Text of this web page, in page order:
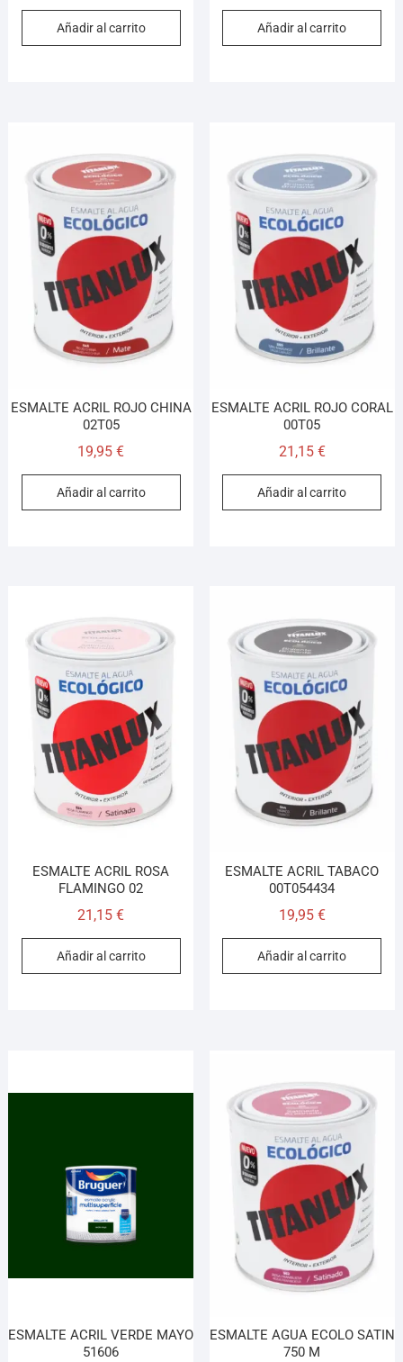
Añadir al carrito Añadir al carrito
ESMALTE ACRIL ROJO CHINA
02T05
19,95€
Añadir al carrito
ESMALTE ACRIL ROJO CORAL
00T05
21,15 €
Añadir al carrito
ESMALTE ACRIL ROSA
FLAMINGO 02
21,15€
Añadir al carrito
ESMALTE ACRIL TABACO
00T054434
19,95 €
Añadir al carrito
ESMALTE ACRIL VERDE MAYO
51606
ESMALTE AGUA ECOLO SATIN
750 M